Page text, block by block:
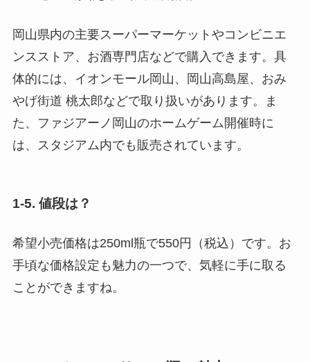
岡山県内の主要スーパーマーケットやコンビニエ
ンスストア、お酒専門店などで購入できます。具
体的には、イオンモール岡山、岡山高島屋、おみ
やげ街道 桃太郎などで取り扱いがあります。ま
た、ファジアーノ岡山のホームゲーム開催時に
は、スタジアム内でも販売されています。
1-5. 値段は？
希望小売価格は250ml瓶で550円（税込）です。お
手頃な価格設定も魅力の一つで、気軽に手に取る
ことができますね。